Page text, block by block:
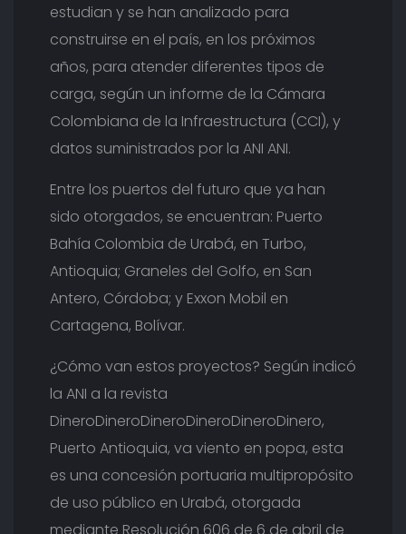
estudian y se han analizado para
construirse en el país, en los próximos
años, para atender diferentes tipos de
carga, según un informe de la Cámara
Colombiana de la Infraestructura (CCI), y
datos suministrados por la ANI ANI.
Entre los puertos del futuro que ya han
sido otorgados, se encuentran: Puerto
Bahía Colombia de Urabá, en Turbo,
Antioquia; Graneles del Golfo, en San
Antero, Córdoba; y Exxon Mobil en
Cartagena, Bolívar.
¿Cómo van estos proyectos? Según indicó
la ANI a la revista
DineroDineroDineroDineroDineroDinero,
Puerto Antioquia, va viento en popa, esta
es una concesión portuaria multipropósito
de uso público en Urabá, otorgada
mediante Resolución 606 de 6 de abril de